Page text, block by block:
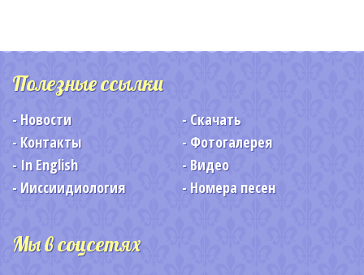
Полезные ссылки
Новости
Скачать
Контакты
Фотогалерея
In English
Видео
Ииссиидиология
Номера песен
Мы в соцсетях